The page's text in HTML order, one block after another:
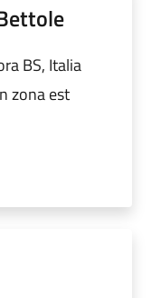
BS, Italia
zona est